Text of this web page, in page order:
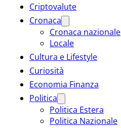
Criptovalute
Cronaca
Cronaca nazionale
Locale
Cultura e Lifestyle
Curiosità
Economia Finanza
Politica
Politica Estera
Politica Nazionale